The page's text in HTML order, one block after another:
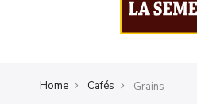
Home Cafés Grains